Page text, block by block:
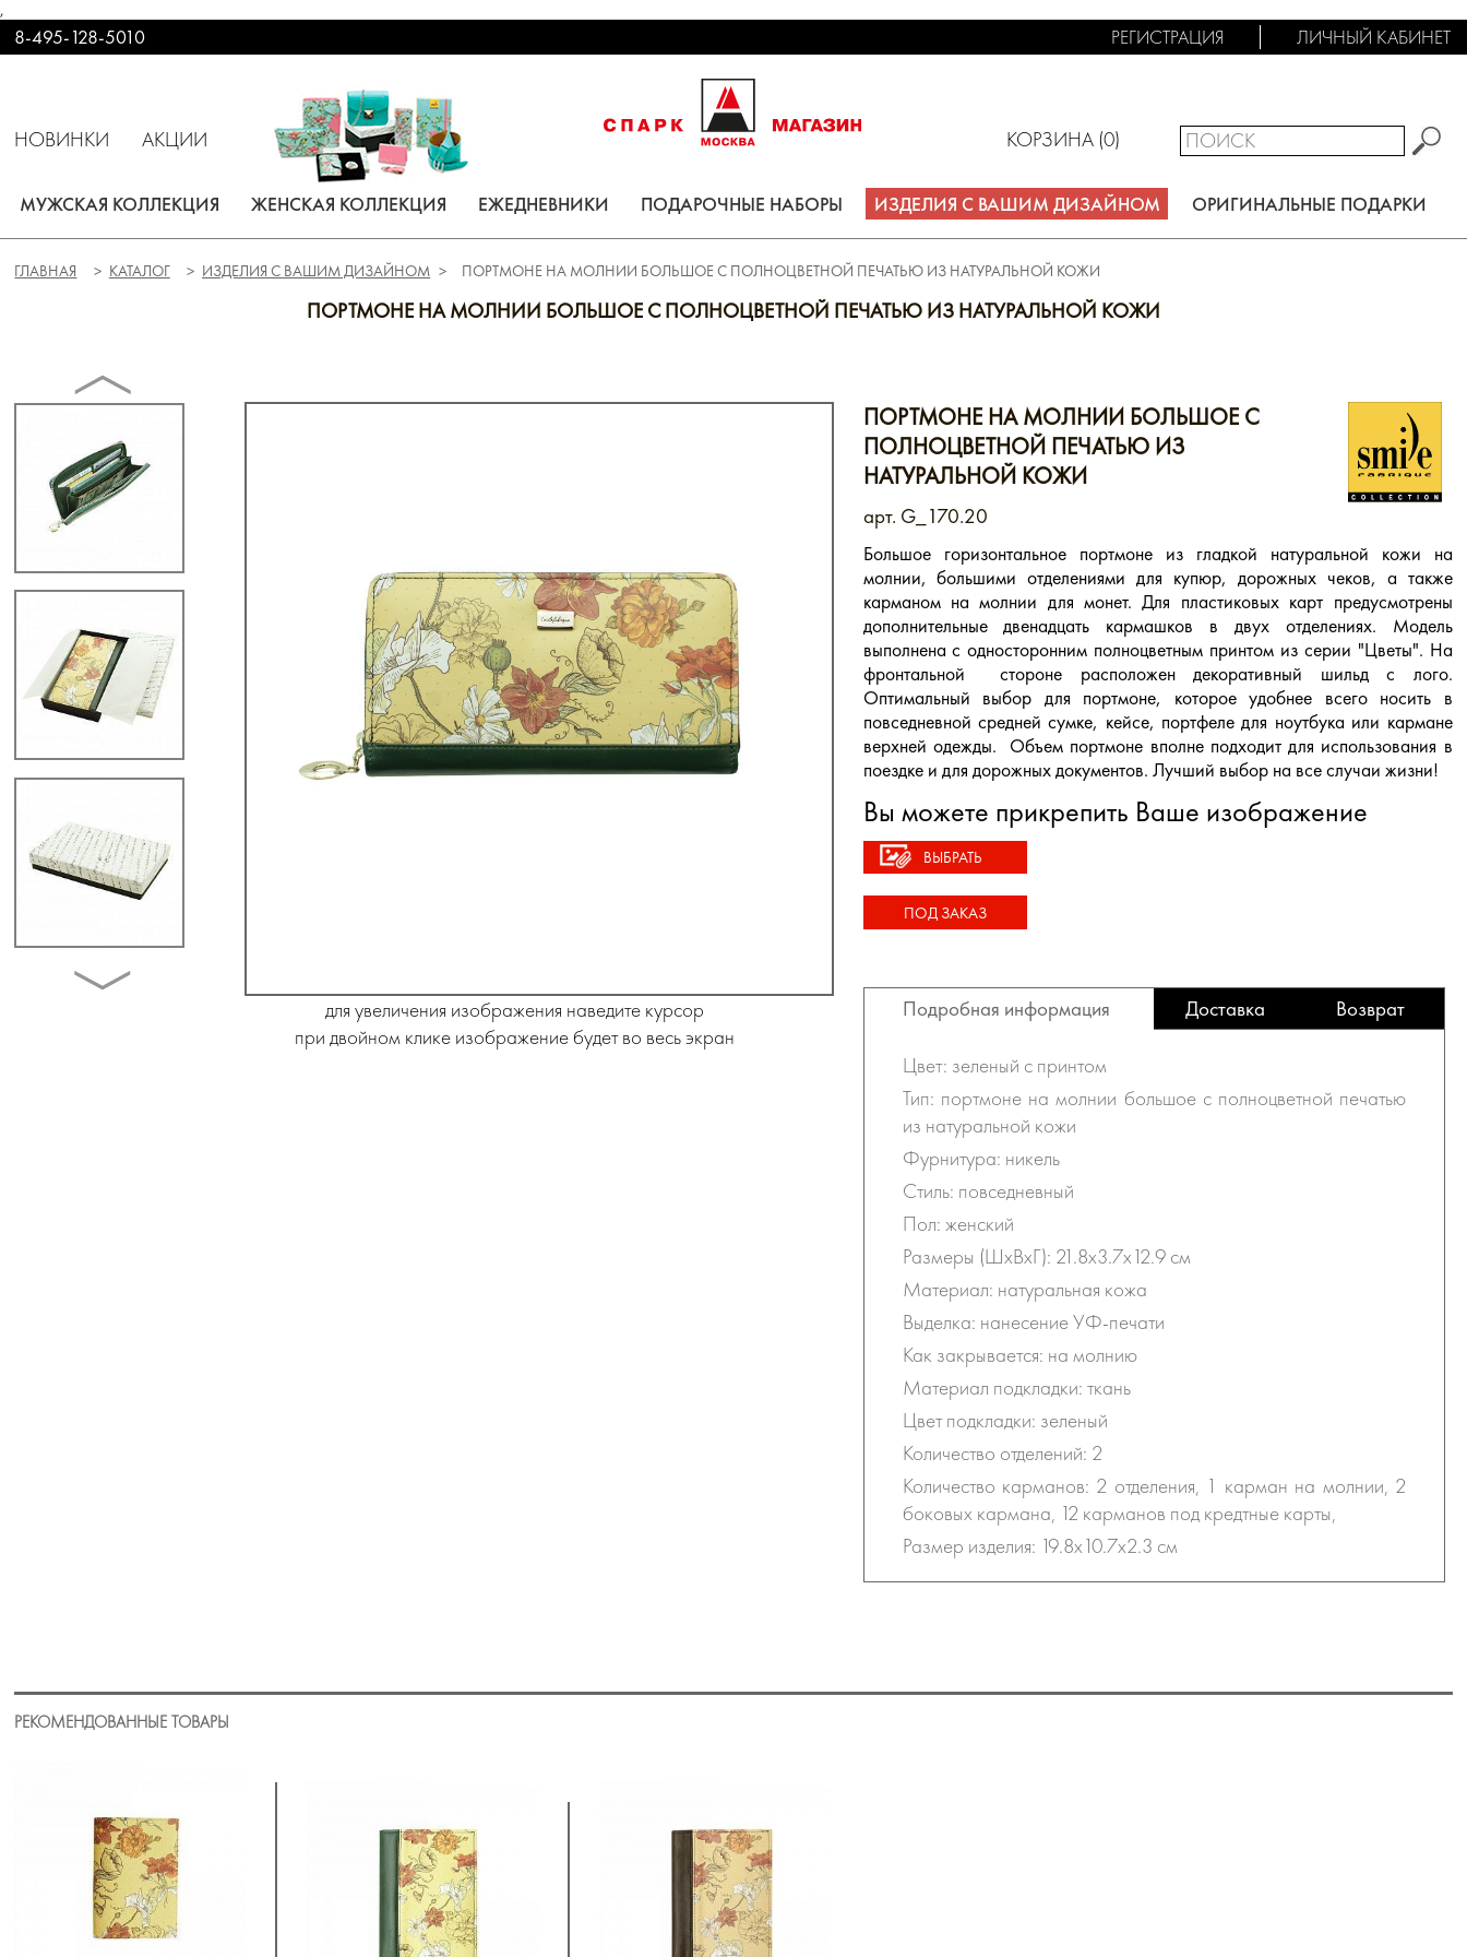
,
8-495-128-5010 РЕГИСТРАЦИЯ ЛИЧНЫЙ КАБИНЕТ
НОВИНКИ АКЦИИ КОРЗИНА (0)
МУЖСКАЯ КОЛЛЕКЦИЯ ЖЕНСКАЯ КОЛЛЕКЦИЯ ЕЖЕДНЕВНИКИ ПОДАРОЧНЫЕ НАБОРЫ ИЗДЕЛИЯ С ВАШИМ ДИЗАЙНОМ ОРИГИНАЛЬНЫЕ ПОДАРКИ
ГЛАВНАЯ КАТАЛОГ ИЗДЕЛИЯ С ВАШИМ ДИЗАЙНОМ ПОРТМОНЕ НА МОЛНИИ БОЛЬШОЕ С ПОЛНОЦВЕТНОЙ ПЕЧАТЬЮ ИЗ НАТУРАЛЬНОЙ КОЖИ
ПОРТМОНЕ НА МОЛНИИ БОЛЬШОЕ С ПОЛНОЦВЕТНОЙ ПЕЧАТЬЮ ИЗ НАТУРАЛЬНОЙ КОЖИ
для увеличения изображения наведите курсор
при двойном клике изображение будет во весь экран
ПОРТМОНЕ НА МОЛНИИ БОЛЬШОЕ С
ПОЛНОЦВЕТНОЙ ПЕЧАТЬЮ ИЗ
НАТУРАЛЬНОЙ КОЖИ
арт. G_170.20
Большое горизонтальное портмоне из гладкой натуральной кожи на
молнии, большими отделениями для купюр, дорожных чеков, а также
карманом на молнии для монет. Для пластиковых карт предусмотрены
дополнительные двенадцать кармашков в двух отделениях. Модель
выполнена с односторонним полноцветным принтом из серии "Цветы". На
фронтальной стороне расположен декоративный шильд с лого.
Оптимальный выбор для портмоне, которое удобнее всего носить в
повседневной средней сумке, кейсе, портфеле для ноутбука или кармане
верхней одежды. Объем портмоне вполне подходит для использования в
поездке и для дорожных документов. Лучший выбор на все случаи жизни!
Вы можете прикрепить Ваше изображение
ВЫБРАТЬ
ПОД ЗАКАЗ
Подробная информация Доставка Возврат
Цвет: зеленый с принтом
Тип: портмоне на молнии большое с полноцветной печатью
из натуральной кожи
Фурнитура: никель
Стиль: повседневный
Пол: женский
Размеры (ШхВхГ): 21.8х3.7х12.9 см
Материал: натуральная кожа
Выделка: нанесение УФ-печати
Как закрывается: на молнию
Материал подкладки: ткань
Цвет подкладки: зеленый
Количество отделений: 2
Количество карманов: 2 отделения, 1 карман на молнии, 2
боковых кармана, 12 карманов под кредтные карты,
Размер изделия: 19.8х10.7х2.3 см
РЕКОМЕНДОВАННЫЕ ТОВАРЫ